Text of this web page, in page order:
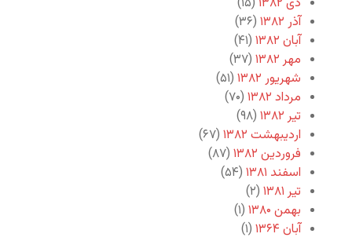
آذر ۱۳۸۲
(۳۶)
آبان ۱۳۸۲
(۴۱)
مهر ۱۳۸۲
(۳۷)
شهریور ۱۳۸۲
(۵۱)
مرداد ۱۳۸۲
(۷۰)
تیر ۱۳۸۲
(۹۸)
اردیبهشت ۱۳۸۲
(۶۷)
فروردین ۱۳۸۲
(۸۷)
اسفند ۱۳۸۱
(۵۴)
تیر ۱۳۸۱
(۲)
بهمن ۱۳۸۰
(۱)
آبان ۱۳۶۴
(۱)